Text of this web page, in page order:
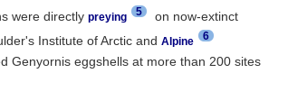
were directly preying 5
on now-extinct
Institute of Arctic and Alpine 6
Genyornis eggshells at more than 200 sites